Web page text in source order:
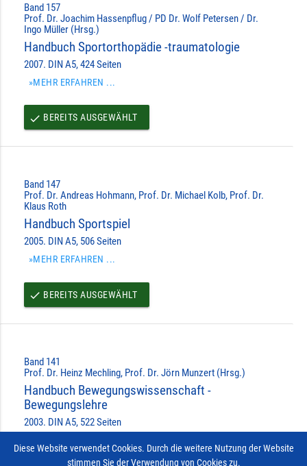
Band 157
Prof. Dr. Joachim Hassenpflug / PD Dr. Wolf Petersen / Dr.
Ingo Müller (Hrsg.)
Handbuch Sportorthopädie -traumatologie
2007. DIN A5, 424 Seiten
»MEHR ERFAHREN ...
done BEREITS AUSGEWÄHLT
Band 147
Prof. Dr. Andreas Hohmann, Prof. Dr. Michael Kolb, Prof. Dr.
Klaus Roth
Handbuch Sportspiel
2005. DIN A5, 506 Seiten
»MEHR ERFAHREN ...
done BEREITS AUSGEWÄHLT
Band 141
Prof. Dr. Heinz Mechling, Prof. Dr. Jörn Munzert (Hrsg.)
Handbuch Bewegungswissenschaft -
Bewegungslehre
2003. DIN A5, 522 Seiten
Diese Website verwendet Cookies. Durch die weitere Nutzung der Website
stimmen Sie der Verwendung von Cookies zu.